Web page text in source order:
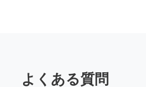
よくある質問